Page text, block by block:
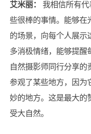
艾米丽： 我相信所有
些很棒的事情。能够在
的场景，向每个人展示
多消极情绪，能够提醒
自然摄影师同行分享的
参观了某些地方，因为
妙的地方。这是最大
受大自然。